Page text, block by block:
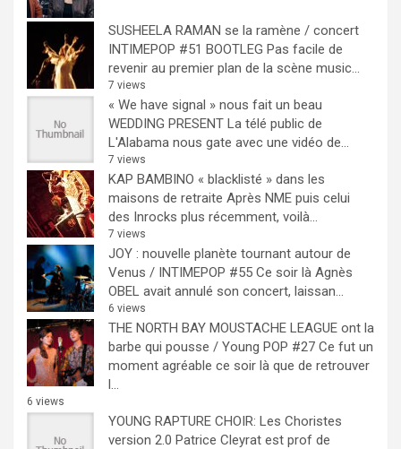
SUSHEELA RAMAN se la ramène / concert
INTIMEPOP #51 BOOTLEG Pas facile de
revenir au premier plan de la scène music...
7 views
« We have signal » nous fait un beau
WEDDING PRESENT La télé public de
L'Alabama nous gate avec une vidéo de...
7 views
KAP BAMBINO « blacklisté » dans les
maisons de retraite Après NME puis celui
des Inrocks plus récemment, voilà...
7 views
JOY : nouvelle planète tournant autour de
Venus / INTIMEPOP #55 Ce soir là Agnès
OBEL avait annulé son concert, laissan...
6 views
THE NORTH BAY MOUSTACHE LEAGUE ont la
barbe qui pousse / Young POP #27 Ce fut un
moment agréable ce soir là que de retrouver
l...
6 views
YOUNG RAPTURE CHOIR: Les Choristes
version 2.0 Patrice Cleyrat est prof de